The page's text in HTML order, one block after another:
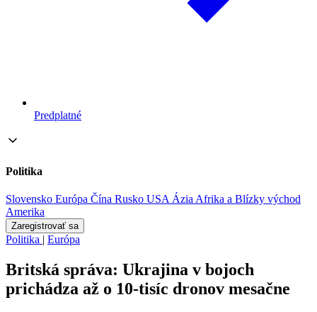
Predplatné
Politika
Slovensko Európa Čína Rusko USA ÁziaAfrika a Blízky východ
Amerika
Zaregistrovať sa
Politika | Európa
Britská správa: Ukrajina v bojoch
prichádza až o 10-tisíc dronov mesačne